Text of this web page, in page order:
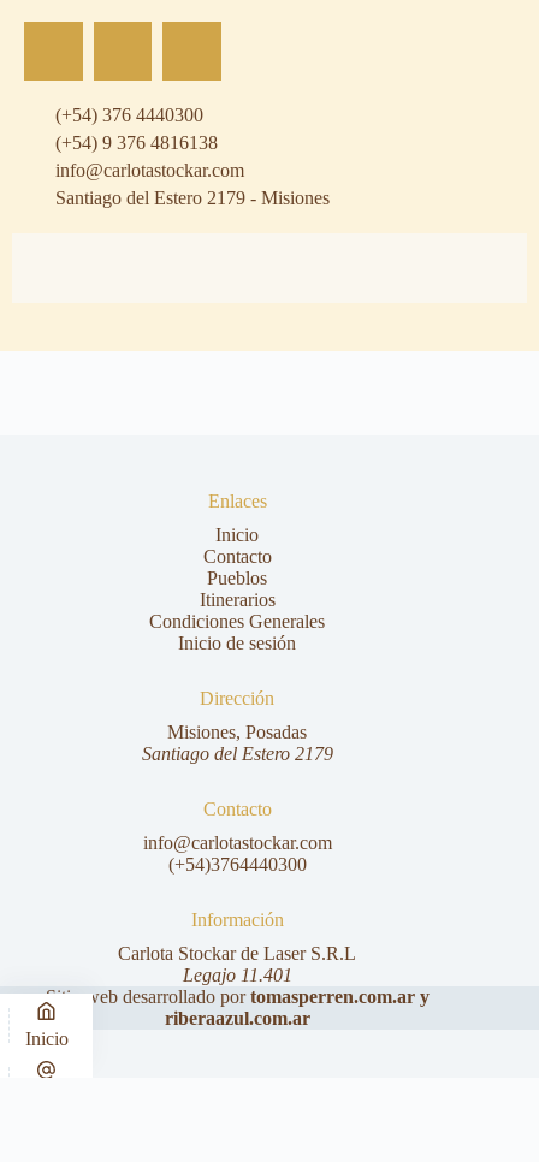
(+54) 376 4440300
(+54) 9 376 4816138
info@carlotastockar.com
Santiago del Estero 2179 - Misiones
Enlaces
Inicio
Contacto
Pueblos
Itinerarios
Condiciones Generales
Inicio de sesión
Dirección
Misiones, Posadas
Santiago del Estero 2179
Contacto
info@carlotastockar.com
(+54)3764440300
Información
Carlota Stockar de Laser S.R.L
Legajo 11.401
Sitio web desarrollado portomasperren.com.ar y
riberaazul.com.ar
Inicio